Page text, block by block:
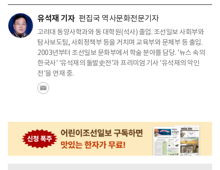
유석재 기자 편집국 역사문화전문기자
고려대 동양사학과와 동 대학원(석사) 졸업. 조선일보 사회부와
탐사보도팀, 사회정책부 등을 거치며 교육부와 문체부 등 출입.
2003년부터 조선일보 문화부에서 학술 분야를 담당. '뉴스 속의
한국사' '유석재의 돌발史전'과 프리미엄 기사 '유석재의 악인
전'을 연재 중.